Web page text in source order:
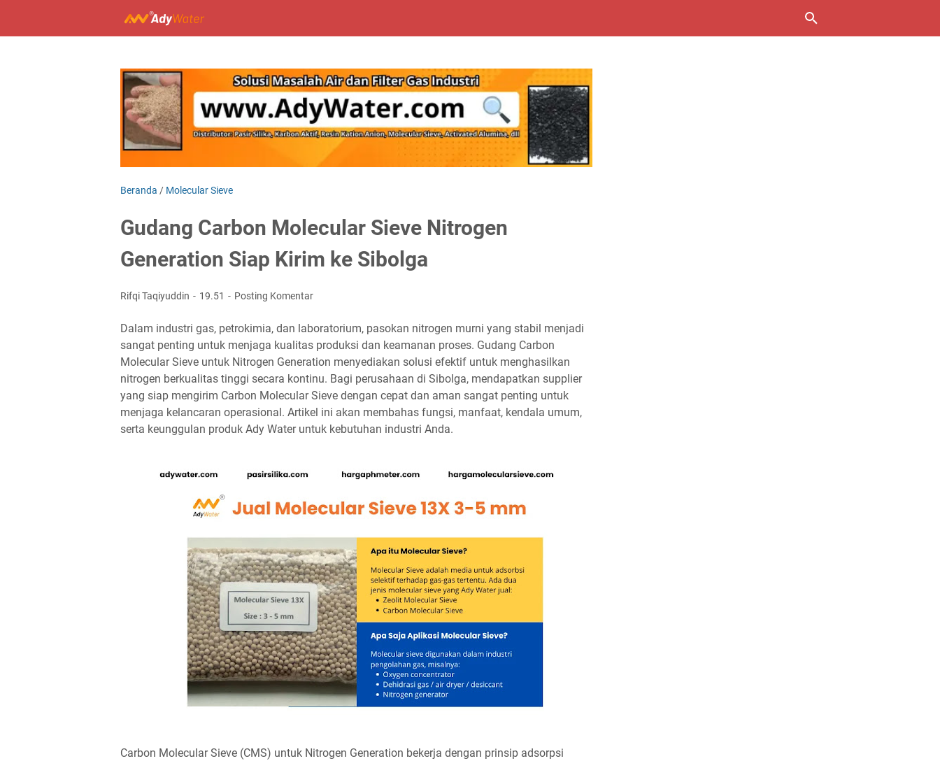
Beranda / Molecular Sieve
Gudang Carbon Molecular Sieve Nitrogen
Generation Siap Kirim ke Sibolga
Rifqi Taqiyuddin 19.51 Posting Komentar
Dalam industri gas, petrokimia, dan laboratorium, pasokan nitrogen murni yang stabil menjadi
sangat penting untuk menjaga kualitas produksi dan keamanan proses. Gudang Carbon
Molecular Sieve untuk Nitrogen Generation menyediakan solusi efektif untuk menghasilkan
nitrogen berkualitas tinggi secara kontinu. Bagi perusahaan di Sibolga, mendapatkan supplier
yang siap mengirim Carbon Molecular Sieve dengan cepat dan aman sangat penting untuk
menjaga kelancaran operasional. Artikel ini akan membahas fungsi, manfaat, kendala umum,
serta keunggulan produk Ady Water untuk kebutuhan industri Anda.
Carbon Molecular Sieve (CMS) untuk Nitrogen Generation bekerja dengan prinsip adsorpsi